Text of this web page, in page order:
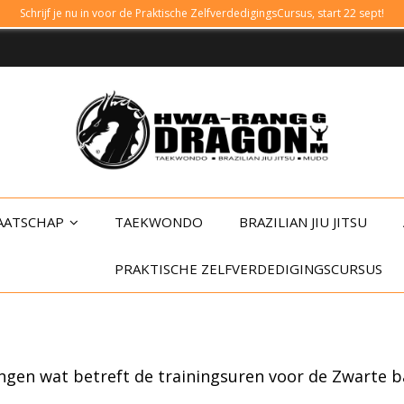
Schrijf je nu in voor de Praktische ZelfverdedigingsCursus, start 22 sept!
TAEKWONDO BRAZILIAN JIU JITSU
PRAKTISCHE ZELFVERDEDIGINGSCURSUS
wat betreft de trainingsuren voor de Zwarte